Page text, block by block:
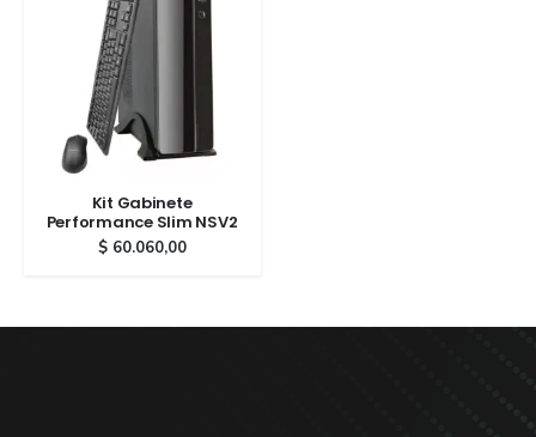
Kit Gabinete
Performance Slim NSV2
$60.060,00